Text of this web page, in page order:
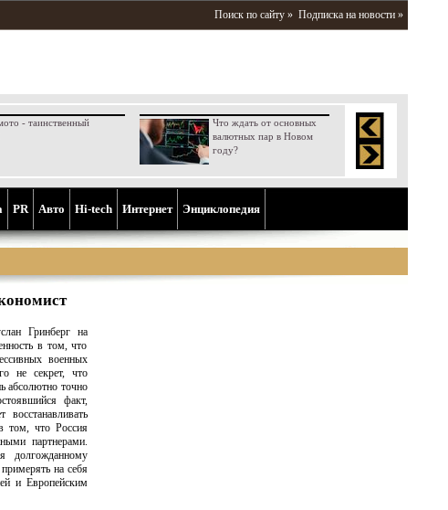
Поиск по сайту » Подписка на новости »
- таинственный
Что ждать от основных
валютных пар в Новом
году?
PR Aвто Hi-tech Интернет Энциклопедия
Гринберг на
в том, что
военных
не секрет, что
абсолютно точно
факт,
том, что Россия
партнерами.
долгожданному
на себя
и Европейским